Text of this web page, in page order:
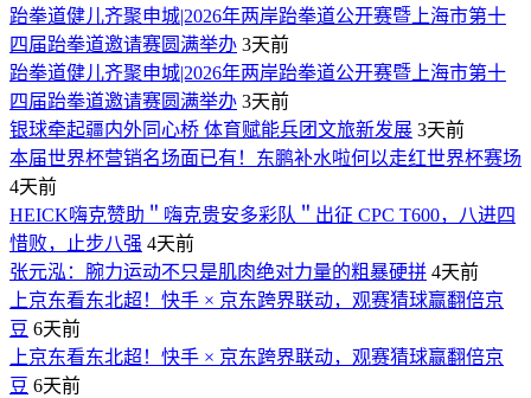
跆拳道健儿齐聚申城|2026年两岸跆拳道公开赛暨上海市第十
四届跆拳道邀请赛圆满举办 3天前
跆拳道健儿齐聚申城|2026年两岸跆拳道公开赛暨上海市第十
四届跆拳道邀请赛圆满举办 3天前
银球牵起疆内外同心桥 体育赋能兵团文旅新发展 3天前
本届世界杯营销名场面已有！东鹏补水啦何以走红世界杯赛场
4天前
HEICK嗨克赞助＂嗨克贵安多彩队＂出征 CPC T600，八进四
惜败，止步八强 4天前
张元泓：腕力运动不只是肌肉绝对力量的粗暴硬拼 4天前
上京东看东北超！快手 × 京东跨界联动，观赛猜球赢翻倍京
豆 6天前
上京东看东北超！快手 × 京东跨界联动，观赛猜球赢翻倍京
豆 6天前